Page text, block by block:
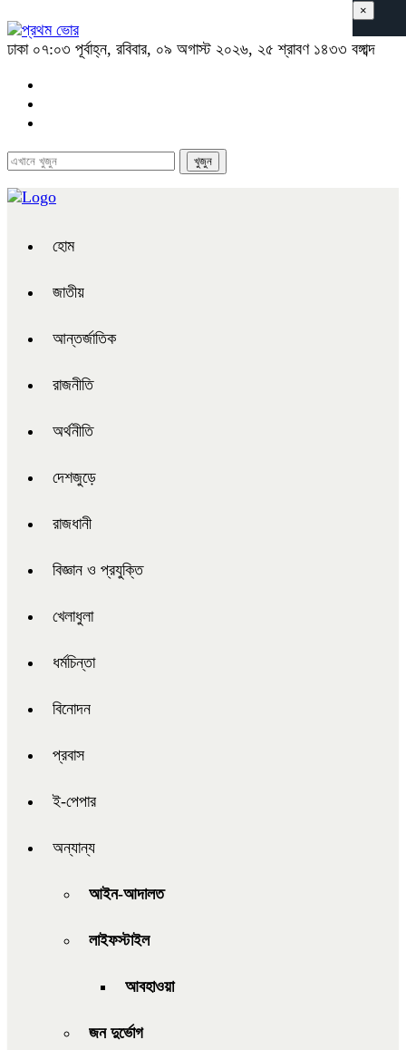
ঢাকা ০৭:০৩ পূর্বাহ্ন, রবিবার, ০৯ অগাস্ট ২০২৬, ২৫ শ্রাবণ ১৪৩৩ বঙ্গাব্দ
হোম
জাতীয়
আন্তর্জাতিক
রাজনীতি
অর্থনীতি
দেশজুড়ে
রাজধানী
বিজ্ঞান ও প্রযুক্তি
খেলাধুলা
ধর্মচিন্তা
বিনোদন
প্রবাস
ই-পেপার
অন্যান্য
আইন-আদালত
লাইফস্টাইল
আবহাওয়া
জন দুর্ভোগ
×